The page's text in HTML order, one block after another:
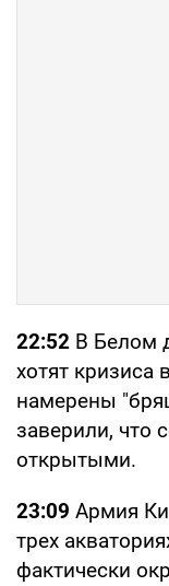
22:52 В Белом
хотят кризиса
намерены
заверили, что
открытыми.
23:09 Армия
трех
фактически